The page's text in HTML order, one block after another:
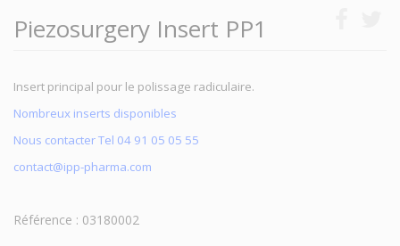
Piezosurgery Insert PP1
Insert principal pour le polissage radiculaire.
Nombreux inserts disponibles
Nous contacter Tel 04 91 05 05 55
contact@ipp-pharma.com
Référence : 03180002